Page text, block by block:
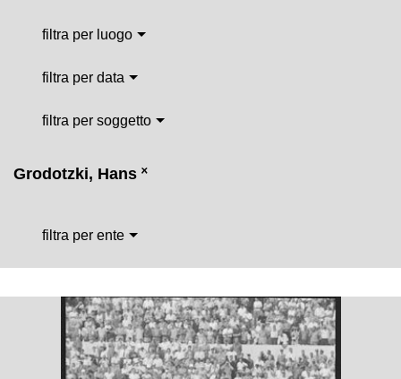
filtra per luogo
filtra per data
filtra per soggetto
Grodotzki, Hans ˟
filtra per ente